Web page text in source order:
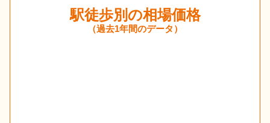
駅徒歩別の相場価格
（過去1年間のデータ）